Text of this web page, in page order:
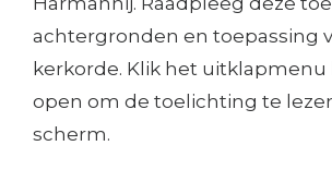
achtergronden en toepassing
kerkorde. Klik het
open om de toelichting te
scherm.